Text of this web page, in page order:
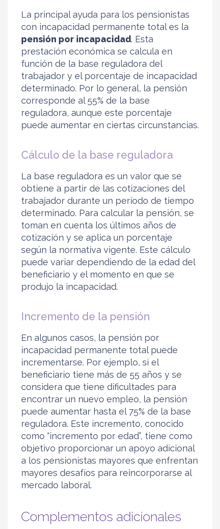
La principal ayuda para los pensionistas
con incapacidad permanente total es la
pensión por incapacidad. Esta
prestación económica se calcula en
función de la base reguladora del
trabajador y el porcentaje de incapacidad
determinado. Por lo general, la pensión
corresponde al 55% de la base
reguladora, aunque este porcentaje
puede aumentar en ciertas circunstancias.
Cálculo de la base reguladora
La base reguladora es un valor que se
obtiene a partir de las cotizaciones del
trabajador durante un período de tiempo
determinado. Para calcular la pensión, se
toman en cuenta los últimos años de
cotización y se aplica un porcentaje
según la normativa vigente. Este cálculo
puede variar dependiendo de la edad del
beneficiario y el momento en que se
produjo la incapacidad.
Incremento de la pensión
En algunos casos, la pensión por
incapacidad permanente total puede
incrementarse. Por ejemplo, si el
beneficiario tiene más de 55 años y se
considera que tiene dificultades para
encontrar un nuevo empleo, la pensión
puede aumentar hasta el 75% de la base
reguladora. Este incremento, conocido
como “incremento por edad”, tiene como
objetivo proporcionar un apoyo adicional
a los pensionistas mayores que enfrentan
mayores desafíos para reincorporarse al
mercado laboral.
Complementos adicionales